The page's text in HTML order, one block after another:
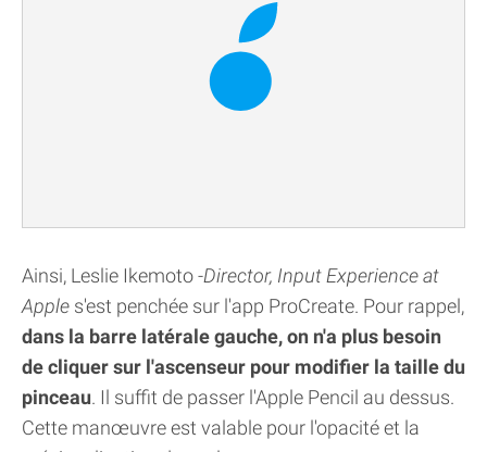
Ainsi, Leslie Ikemoto -Director, Input Experience at
Apple s'est penchée sur l'app ProCreate. Pour rappel,
dans la barre latérale gauche, on n'a plus besoin
de cliquer sur l'ascenseur pour modifier la taille du
pinceau. Il suffit de passer l'Apple Pencil au dessus.
Cette manœuvre est valable pour l'opacité et la